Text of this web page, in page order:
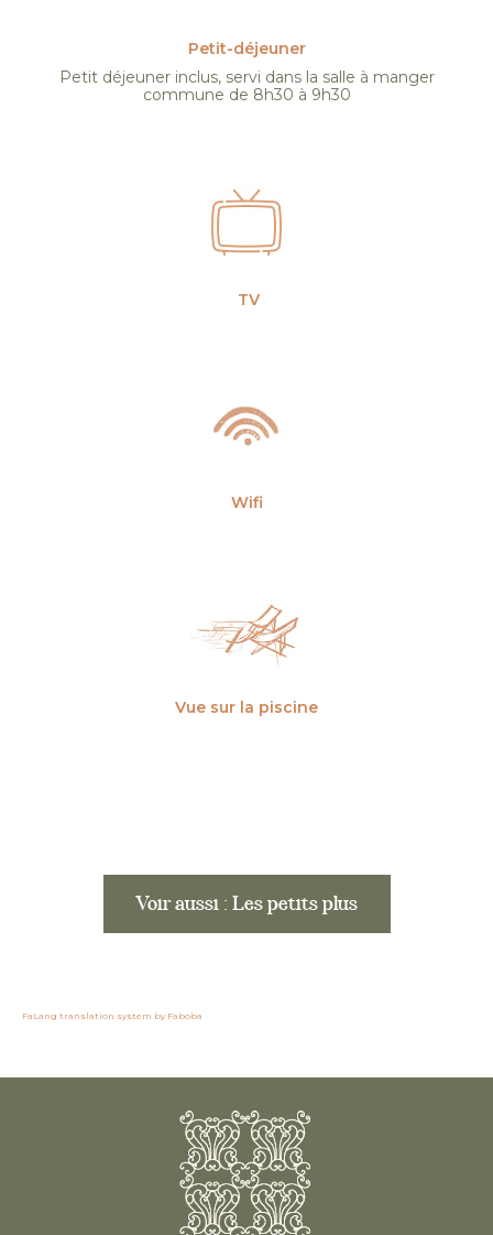
Petit-déjeuner
Petit déjeuner inclus, servi dans la salle à manger
commune de 8h30 à 9h30
TV
Wifi
Vue sur la piscine
Voir aussi : Les petits plus
FaLang translation system by Faboba